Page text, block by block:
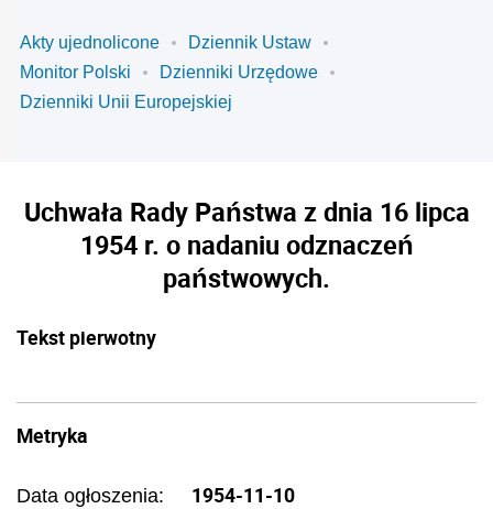
Akty ujednolicone
Dziennik Ustaw
Monitor Polski
Dzienniki Urzędowe
Dzienniki Unii Europejskiej
Uchwała Rady Państwa z dnia 16 lipca
1954 r. o nadaniu odznaczeń
państwowych.
Tekst pierwotny
Metryka
Data ogłoszenia: 1954-11-10